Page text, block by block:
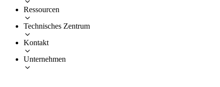
Ressourcen
Technisches Zentrum
Kontakt
Unternehmen